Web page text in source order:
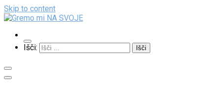
Skip to content
Gremo mi NA SVOJE
Išči: